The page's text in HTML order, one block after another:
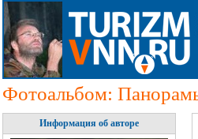
Фотоальбом:
Информация об авторе